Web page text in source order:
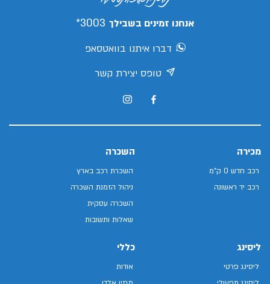
אנחנו זמינים בשבילך 3003*
דברו איתנו בוואטסאפ
טופס יצירת קשר
מכירה
רכב חדש 0 ק"מ
רכב יד ראשונה
השכרה
השכרת רכב בארץ
ניהול הזמנת השכרה
השכרה עסקית
שאלות ותשובות
ליסינג
ליסינג פרטי
כללי
אודות